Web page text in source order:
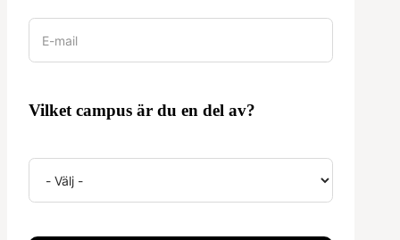
Vilket campus är du en del av?